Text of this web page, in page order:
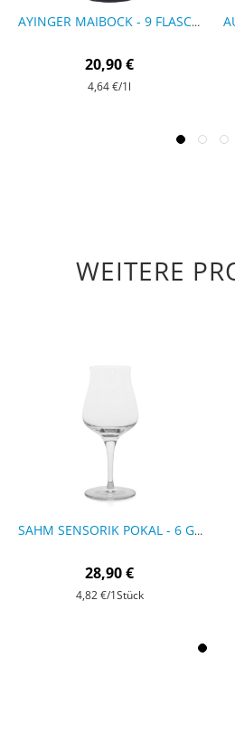
AYINGER MAIBOCK - 9 FLASCHEN
20,90 €
4,64 €/1l
WEITERE
SAHM SENSORIK POKAL - 6 GLÄSER
28,90 €
4,82 €/1Stück